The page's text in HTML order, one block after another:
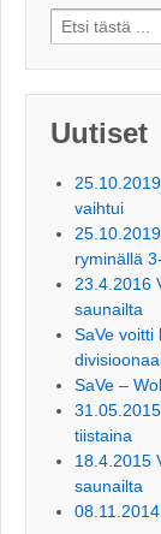
Search for:
Uutiset
vaihtui
ryminällä
23.4.2016
saunailta
SaVe voitti
SaVe –
tiistaina
18.4.2015
saunailta